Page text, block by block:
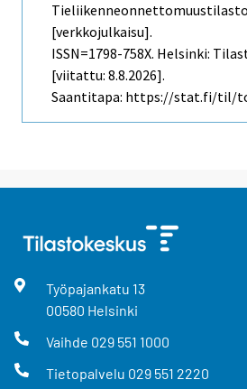
Tieliikenneonnettomuustilasto
[verkkojulkaisu].
ISSN=1798-758X. Helsinki:
[viitattu: 8.8.2026].
Saantitapa: https://stat.fi/til/
Työpajankatu 13
00580 Helsinki
Vaihde 029 551 1000
Tietopalvelu 029 551 2220